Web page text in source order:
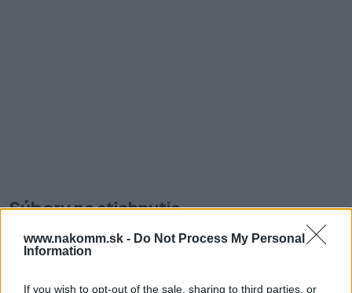
www.nakomm.sk - Do Not Process My Personal
Information
If you wish to opt-out of the sale, sharing to third parties, or
Súbory na stiahnutie
Karta_produktowa_CS-
Karta_techniczna_2020_206-